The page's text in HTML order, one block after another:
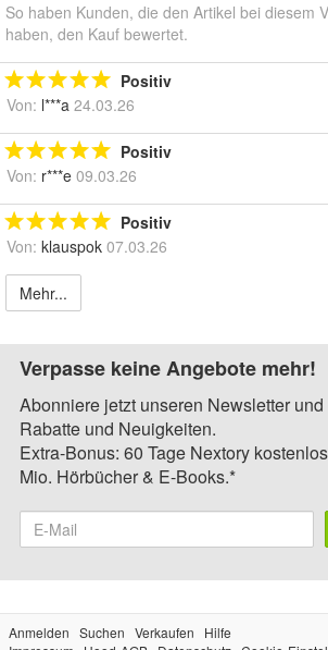
So haben Kunden, die den Artikel bei diesem
haben, den Kauf bewertet.
Positiv
Von: l***a 24.03.26
Positiv
Von: r***e 09.03.26
Positiv
Von: klauspok 07.03.26
Mehr...
Verpasse keine Angebote mehr!
Abonniere jetzt unseren Newsletter
Rabatte und Neuigkeiten.
Extra-Bonus: 60 Tage Nextory
Mio. Hörbücher & E-Books.*
Anmelden Suchen Verkaufen
Hilfe